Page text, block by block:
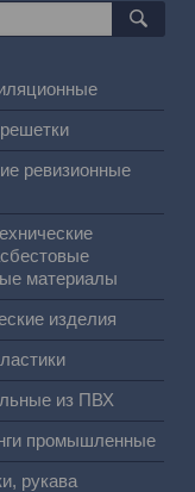
ревизионные
материалы
изделия
из ПВХ
промышленные
рукава